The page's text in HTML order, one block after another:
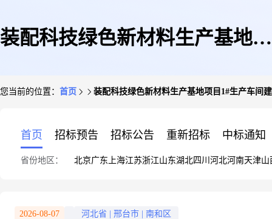
装配科技绿色新材料生产基地项
您当前的位置： 首页 装配科技绿色新材料生产基地项目1#生产车间
首页 招标预告 招标公告 重新招标 中标通知
省份地区： 北京广东 上海江苏浙江山东湖北四川 河北河南天津山
2026-08-07 河北省 邢台市 南和区